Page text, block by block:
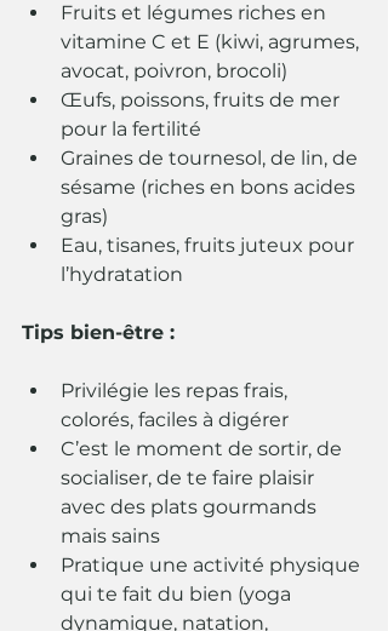
Fruits et légumes riches en
vitamine C et E (kiwi, agrumes,
avocat, poivron, brocoli)
Œufs, poissons, fruits de mer
pour la fertilité
Graines de tournesol, de lin, de
sésame (riches en bons acides
gras)
Eau, tisanes, fruits juteux pour
l’hydratation
Tips bien-être :
Privilégie les repas frais,
colorés, faciles à digérer
C’est le moment de sortir, de
socialiser, de te faire plaisir
avec des plats gourmands
mais sains
Pratique une activité physique
qui te fait du bien (yoga
dynamique, natation,